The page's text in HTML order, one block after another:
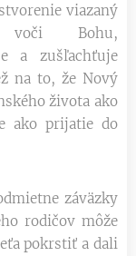
viazaný
voči Bohu,
a zušľachťuje
na to, že Nový
života ako
ako prijatie do
záväzky
rodičov môže
pokrstiť a dali